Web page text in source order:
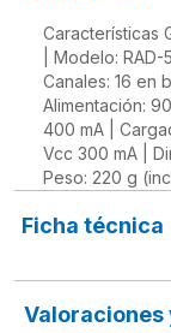
Características
| Modelo:
Canales: 16 en
Alimentación:
400 mA |
Vcc 300 mA |
Peso: 220 g
Ficha técnica
Valoraciones